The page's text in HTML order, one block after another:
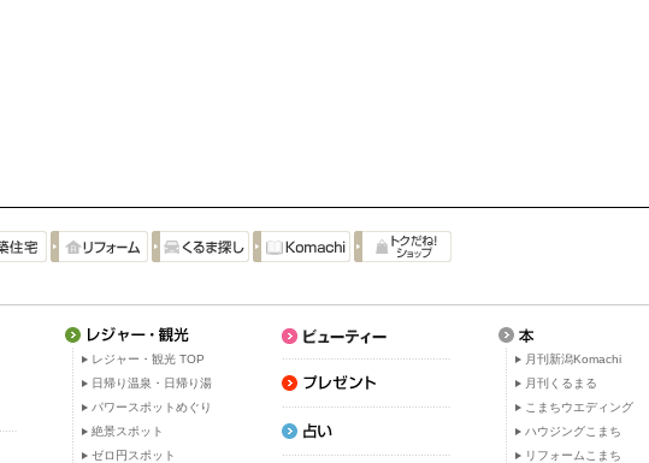
レジャー・観光 TOP
日帰り温泉・日帰り湯
パワースポットめぐり
絶景スポット
ゼロ円スポット
月刊新潟Komachi
月刊くるまる
こまちウエディング
ハウジングこまち
リフォームこまち